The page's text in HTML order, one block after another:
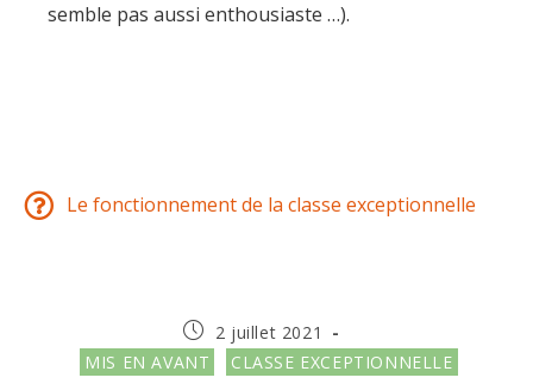
semble pas aussi enthousiaste …).
Le fonctionnement de la classe exceptionnelle
2 juillet 2021
MIS EN AVANT
CLASSE EXCEPTIONNELLE